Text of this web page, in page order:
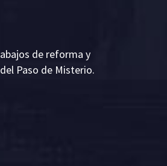
de reforma y
Paso de Misterio.